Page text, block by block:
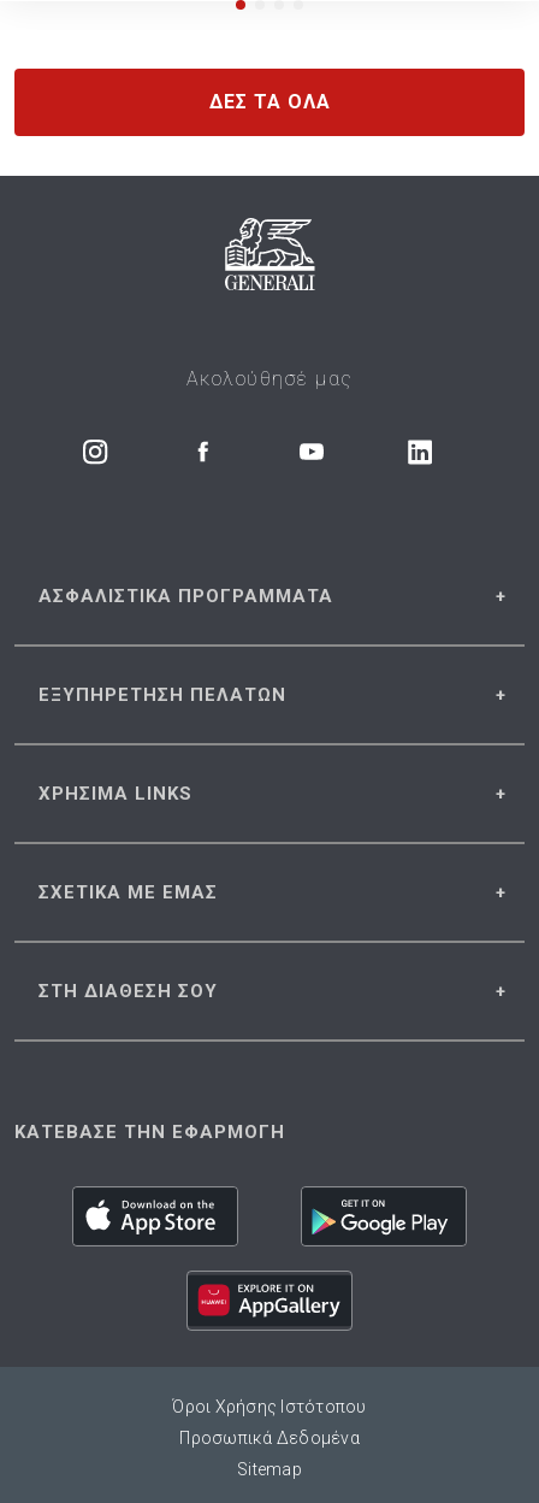
ΔΕΣ ΤΑ ΟΛΑ
Ακολούθησέ μας
ΑΣΦΑΛΙΣΤΙΚΑ ΠΡΟΓΡΑΜΜΑΤΑ
ΕΞΥΠΗΡΕΤΗΣΗ ΠΕΛΑΤΩΝ
ΧΡΗΣΙΜΑ LINKS
ΣΧΕΤΙΚΑ ΜΕ ΕΜΑΣ
ΣΤΗ ΔΙΑΘΕΣΗ ΣΟΥ
ΚΑΤΕΒΑΣΕ ΤΗΝ ΕΦΑΡΜΟΓΗ
Όροι Χρήσης Ιστότοπου
Προσωπικά Δεδομένα
Sitemap